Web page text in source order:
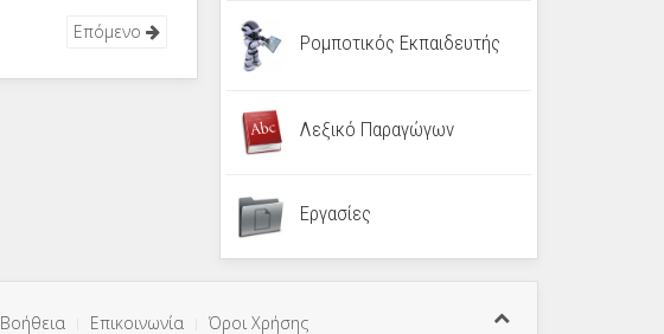
Επόμενο Ρομποτικός Εκπαιδευτής
Λεξικό Παραγώγων
Εργασίες
Βοήθεια Επικοινωνία Όροι Χρήσης